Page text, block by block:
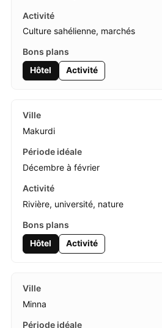
Culture sahélienne, marchés
Hôtel Activité
Makurdi
Décembre à février
Rivière, université, nature
Hôtel Activité
Minna